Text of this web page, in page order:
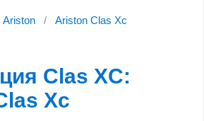
Ariston / Ariston Clas Xc
Clas XC:
Xc